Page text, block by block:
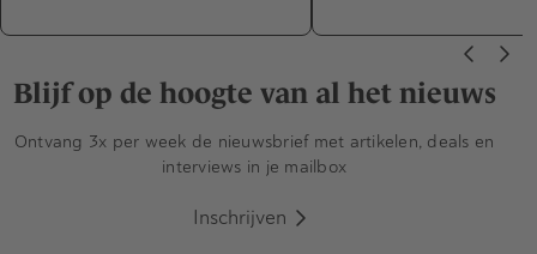
Blijf op de hoogte van al het nieuws
Ontvang 3x per week de nieuwsbrief met artikelen, deals en
interviews in je mailbox
Inschrijven